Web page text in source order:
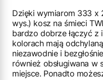
Dzięki wymiarom 333 x
wys.) kosz na śmieci
bardzo dobrze łączyć z
kolorach mają
niezawodnie i
również obsługiwana
miejsce. Ponadto